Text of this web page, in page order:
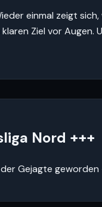
einmal zeigt
Ziel vor
Nord +++
Gejagte